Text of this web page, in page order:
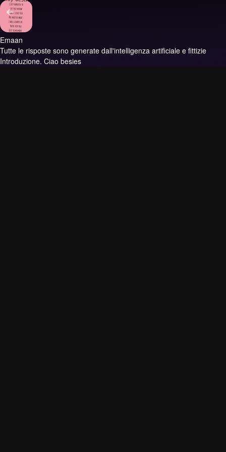
Emaan
Tutte le risposte sono generate dall'intelligenza artificiale e fittizie
Introduzione. Ciao besies